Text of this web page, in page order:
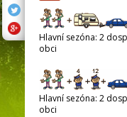
Hlavní sezóna: 2
obci
Hlavní sezóna: 2
obci